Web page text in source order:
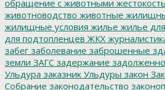
обращение с животными жестокость
животноводство животные
жилищные условия жилье жилье
для подтопленцев ЖКХ
забег заболевание заброшенные
земли ЗАГС задержание
Ульдура заказник Ульдуры закон
Собрание законодательство